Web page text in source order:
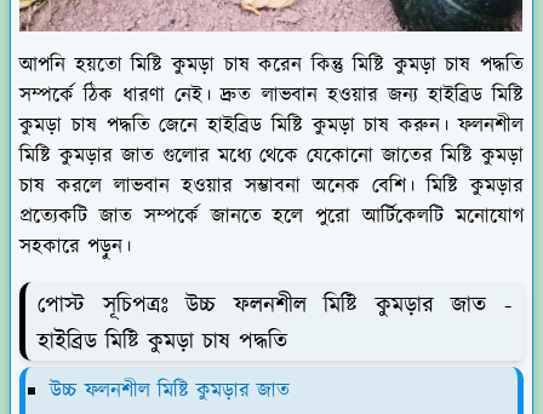
আপনি হয়তো মিষ্টি কুমড়া চাষ করেন কিন্তু মিষ্টি কুমড়া চাষ পদ্ধতি
সম্পর্কে ঠিক ধারণা নেই। দ্রুত লাভবান হওয়ার জন্য হাইব্রিড মিষ্টি
কুমড়া চাষ পদ্ধতি জেনে হাইব্রিড মিষ্টি কুমড়া চাষ করুন। ফলনশীল
মিষ্টি কুমড়ার জাত গুলোর মধ্যে থেকে যেকোনো জাতের মিষ্টি কুমড়া
চাষ করলে লাভবান হওয়ার সম্ভাবনা অনেক বেশি। মিষ্টি কুমড়ার
প্রত্যেকটি জাত সম্পর্কে জানতে হলে পুরো আর্টিকেলটি মনোযোগ
সহকারে পড়ুন।
পোস্ট সূচিপত্রঃ উচ্চ ফলনশীল মিষ্টি কুমড়ার জাত -
হাইব্রিড মিষ্টি কুমড়া চাষ পদ্ধতি
উচ্চ ফলনশীল মিষ্টি কুমড়ার জাত